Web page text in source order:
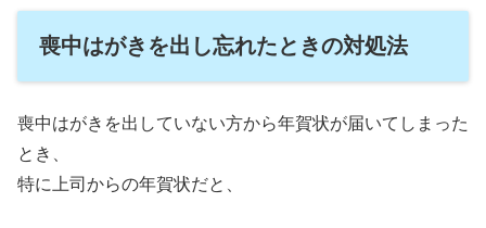
喪中はがきを出し忘れたときの対処法
喪中はがきを出していない方から年賀状が届いてしまった
とき、
特に上司からの年賀状だと、